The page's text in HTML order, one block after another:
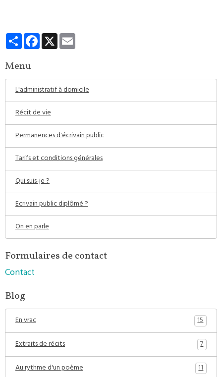
PartagerFacebook
X
Menu
L'administratif à domicile
Récit de vie
Permanences d'écrivain public
Tarifs et conditions générales
Qui suis-je ?
Ecrivain public diplômé ?
On en parle
Formulaires de contact
Contact
Blog
En vrac
15
Extraits de récits
7
Au rythme d'un poème
11